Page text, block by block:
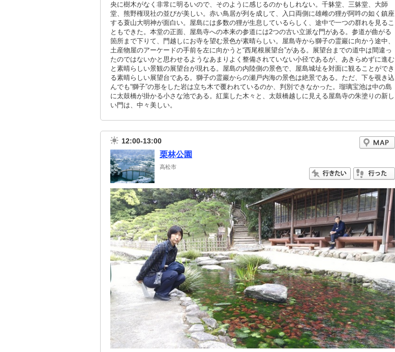
央に樹木がなく非常に明るいので、そのように感じるのかもしれない。千躰堂、三躰堂、大師
堂、熊野権現社の並びが美しい。赤い鳥居が列を成して、入口両側に雄雌の狸が阿吽の如く鎮座
する蓑山大明神が面白い。屋島には多数の狸が生息しているらしく、途中で一つの群れを見るこ
ともできた。本堂の正面、屋島寺への本来の参道には2つの古い立派な門がある。参道が曲がる
箇所まで下りて、門越しにお寺を望む景色が素晴らしい。屋島寺から獅子の霊巖に向かう途中、
土産物屋のアーケードの手前を左に向かうと“西尾根展望台”がある。展望台までの道中は間違っ
たのではないかと思わせるようなあまりよく整備されていない小径であるが、あきらめずに進む
と素晴らしい景観の展望台が現れる。屋島の内陸側の景色で、屋島城址を対面に観ることができ
る素晴らしい展望台である。獅子の霊巖からの瀬戸内海の景色は絶景である。ただ、下を覗き込
んでも“獅子”の形をした岩は立ち木で覆われているのか、判別できなかった。瑠璃宝池は中の島
に太鼓橋が掛かる小さな池である。紅葉した木々と、太鼓橋越しに見える屋島寺の朱塗りの新し
い門は、中々美しい。
12:00-13:00
栗林公園
高松市